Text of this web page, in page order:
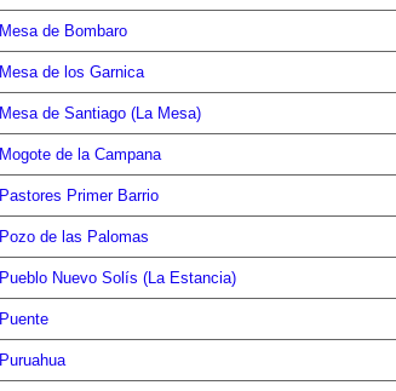
Mesa de Bombaro
Mesa de los Garnica
Mesa de Santiago (La Mesa)
Mogote de la Campana
Pastores Primer Barrio
Pozo de las Palomas
Pueblo Nuevo Solís (La Estancia)
Puente
Puruahua